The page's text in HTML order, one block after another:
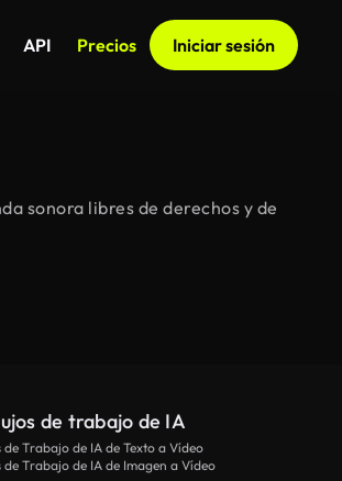
API Precios Iniciar sesión
sonora libres de derechos y de
de trabajo de IA
de Trabajo de IA de Texto a Vídeo
de Trabajo de IA de Imagen a Vídeo